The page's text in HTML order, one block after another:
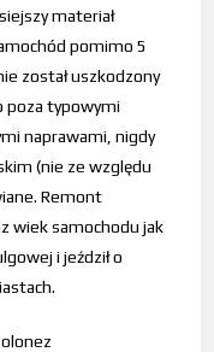
materiał
pomimo 5
został uszkodzony
poza typowymi
naprawami, nigdy
(nie ze względu
Remont
wiek samochodu jak
i jeździł o